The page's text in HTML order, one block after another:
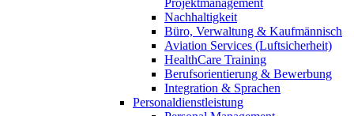
Nachhaltigkeit
Büro, Verwaltung & Kaufmännisch
Aviation Services (Luftsicherheit)
HealthCare Training
Berufsorientierung & Bewerbung
Integration & Sprachen
Personaldienstleistung